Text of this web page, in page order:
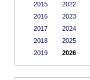
2015
2016
2017
2018
2019
2022
2023
2024
2025
2026